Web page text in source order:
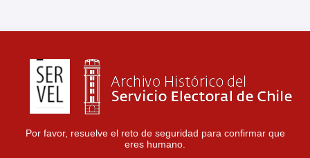
Por favor, resuelve el reto de seguridad para confirmar que
eres humano.